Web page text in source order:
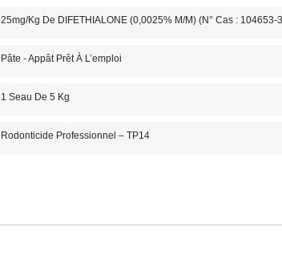
25mg/kg De DIFETHIALONE (0,0025% M/m) (N° Cas : 104653-
Pâte - Appât Prêt À L’emploi
1 Seau De 5 Kg
Rodonticide Professionnel – TP14